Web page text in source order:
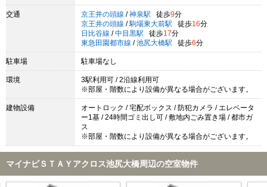
交通 京王井の頭線 / 神泉駅 徒歩9分
京王井の頭線 / 駒場東大前駅 徒歩16分
日比谷線 / 中目黒駅 徒歩17分
東急田園都市線 / 池尻大橋駅 徒歩6分
駐車場 駐車場なし
環境
3駅利用可 / 2沿線利用可
※部屋・階数により設備が異なる場合がございます。
建物設備
オートロック / 宅配ボックス / 防犯カメラ / エレベータ
ー1基 / 24時間ゴミ出し可 / 敷地内ごみ置き場 / 都市ガ
ス
※部屋・階数により設備が異なる場合がございます。
マイナビＳＴＡＹアクロス池尻大橋周辺の空室物件